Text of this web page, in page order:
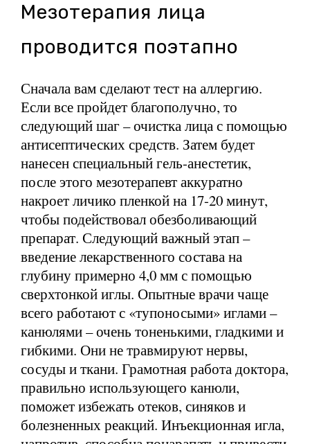
Мезотерапия лица
проводится поэтапно
Сначала вам сделают тест на аллергию.
Если все пройдет благополучно, то
следующий шаг – очистка лица с помощью
антисептических средств. Затем будет
нанесен специальный гель-анестетик,
после этого мезотерапевт аккуратно
накроет личико пленкой на 17-20 минут,
чтобы подействовал обезболивающий
препарат. Следующий важный этап –
введение лекарственного состава на
глубину примерно 4,0 мм с помощью
сверхтонкой иглы. Опытные врачи чаще
всего работают с «тупоносыми» иглами –
канюлями – очень тоненькими, гладкими и
гибкими. Они не травмируют нервы,
сосуды и ткани. Грамотная работа доктора,
правильно использующего канюли,
поможет избежать отеков, синяков и
болезненных реакций. Инъекционная игла,